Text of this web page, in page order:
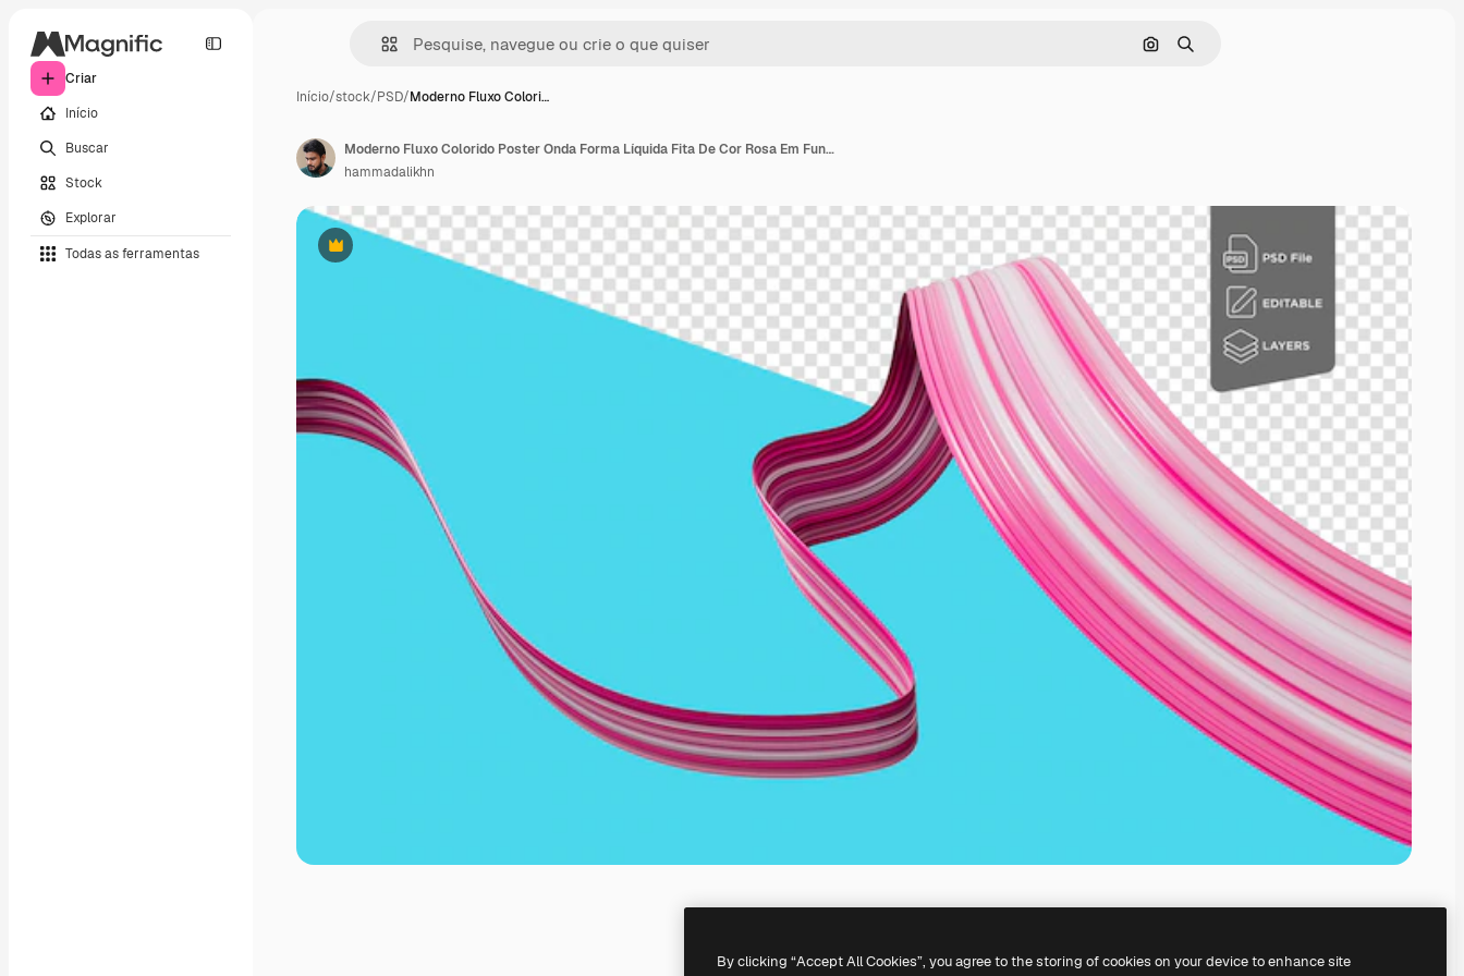
Criar
Início
Buscar
Stock
Explorar
Todas as ferramentas
Pesquisar por imagem
Buscar
Início/stock/PSD/Moderno Fluxo Colori…
Premium
Moderno Fluxo Colorido Poster Onda Forma Líquida Fita De Cor Rosa Em Fundo Azul Ilustração 3D
hammadalikhn
By clicking “Accept All Cookies”, you agree to the storing of cookies on your device to enhance site